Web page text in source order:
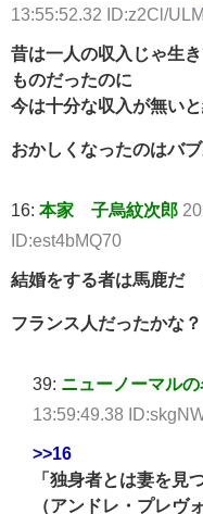
13:55:52.32 ID:z2Cl/
昔は一人の収入じゃ生
ものだったのに
今は十分な収入が無い
おかしくなったのはバ
16: 本家 子烏紋次郎
ID:est4bMQ70
結婚をする者は馬鹿だ
フランス人だったかな
39: ニューノーマル
13:59:49.38
>>16
「独身者とは妻を見
（アンドレ・プレヴ